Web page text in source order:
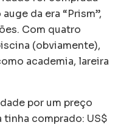
da era “Prism”,
Com quatro
(obviamente),
academia, lareira
por um preço
comprado: US$